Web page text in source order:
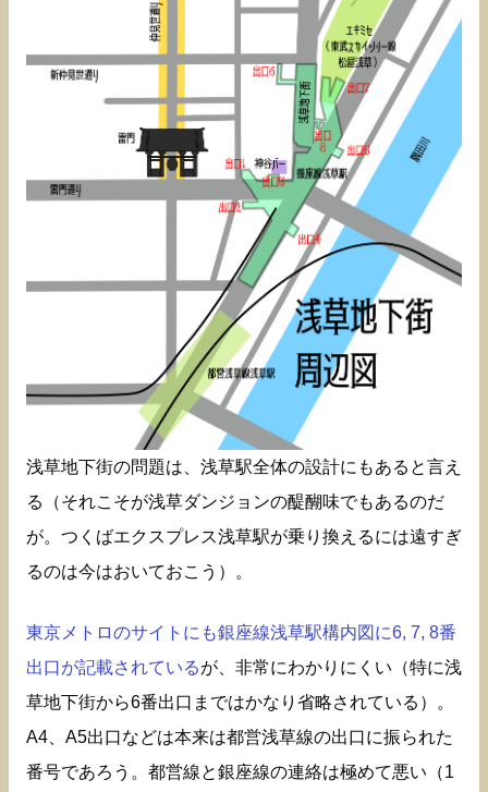
浅草地下街の問題は、浅草駅全体の設計にもあると言え
る（それこそが浅草ダンジョンの醍醐味でもあるのだ
が。つくばエクスプレス浅草駅が乗り換えるには遠すぎ
るのは今はおいておこう）。
東京メトロのサイトにも銀座線浅草駅構内図に6, 7, 8番
出口が記載されているが、非常にわかりにくい（特に浅
草地下街から6番出口まではかなり省略されている）。
A4、A5出口などは本来は都営浅草線の出口に振られた
番号であろう。都営線と銀座線の連絡は極めて悪い（1